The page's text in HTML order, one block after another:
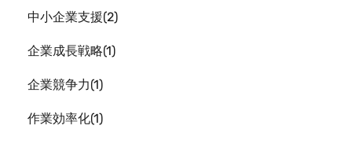
中小企業支援 2
企業成長戦略 1
企業競争力 1
作業効率化 1